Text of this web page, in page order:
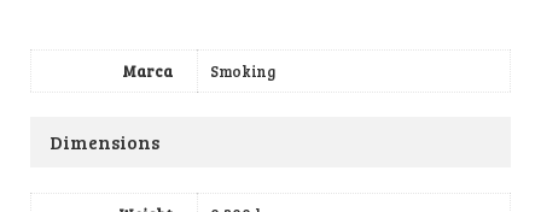
Marca Smoking
Dimensions